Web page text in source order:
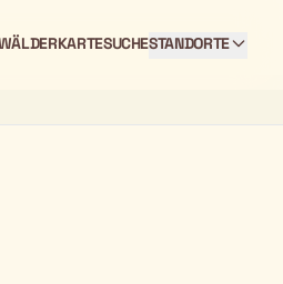
KARTESUCHESTANDORTE